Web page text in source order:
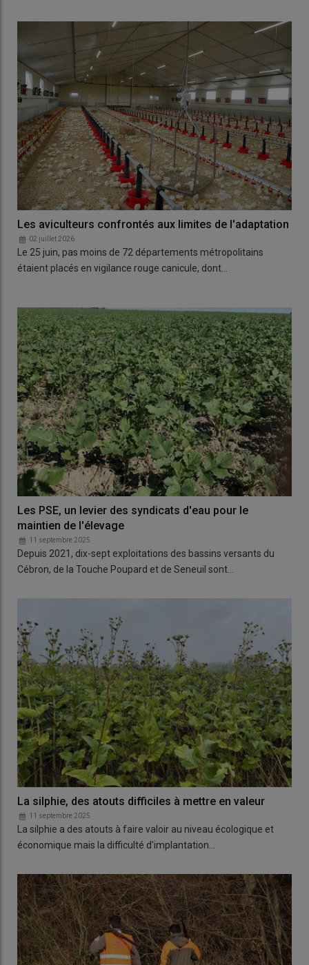
Les aviculteurs confrontés aux limites de l'adaptation
02 juillet 2026
Le 25 juin, pas moins de 72 départements métropolitains
étaient placés en vigilance rouge canicule, dont…
Les PSE, un levier des syndicats d'eau pour le
maintien de l'élevage
11 septembre 2025
Depuis 2021, dix-sept exploitations des bassins versants du
Cébron, de la Touche Poupard et de Seneuil sont…
La silphie, des atouts difficiles à mettre en valeur
11 septembre 2025
La silphie a des atouts à faire valoir au niveau écologique et
économique mais la difficulté d'implantation…